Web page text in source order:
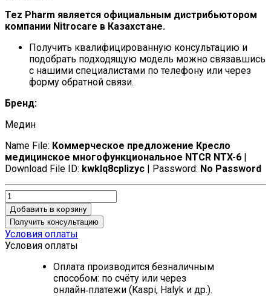
Tez Pharm является официальным дистрибьютором
компании Nitrocare в Казахстане.
Получить квалифицированную консультацию и
подобрать подходящую модель можно связавшись
с нашими специалистами по телефону или через
форму обратной связи.
Бренд:
Медин
Name File: Коммерческое предложение Кресло
медицинское многофункциональное NTCR NTX-6 |
Download File ID: kwklq8cplizyc | Password: No Password
Добавить в корзину
Получить консультацию
Условия оплаты
Условия оплаты
Оплата производится безналичным
способом: по счёту или через
онлайн‑платежи (Kaspi, Halyk и др.).